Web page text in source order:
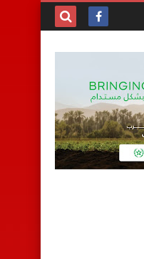
الإلكترونية